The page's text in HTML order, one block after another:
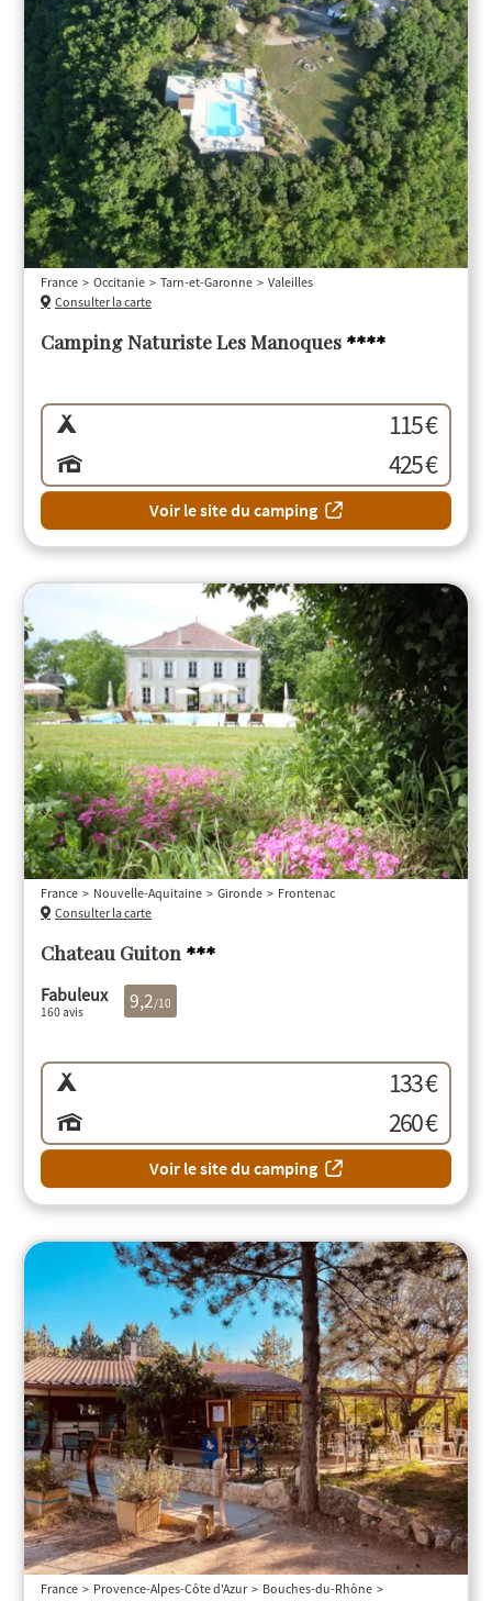
Camping Naturiste Les Manoques ****
France Occitanie Tarn-et-Garonne
Valeilles
Consulter la carte
115 €
425 €
Voir le site du camping
Chateau Guiton ***
France Nouvelle-Aquitaine Gironde
Frontenac
Consulter la carte
Fabuleux
160 avis 9,2/10
133 €
260 €
Voir le site du camping
France Provence-Alpes-Côte d'Azur
Bouches-du-Rhône